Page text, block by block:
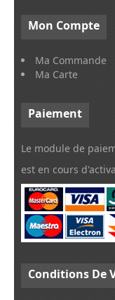
Mon Compte
Ma Commande
Ma Carte
Paiement
Le module de
est en cours
Conditions De